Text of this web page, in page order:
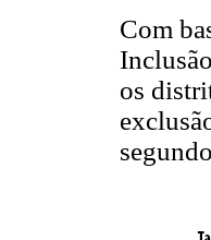
Com
os